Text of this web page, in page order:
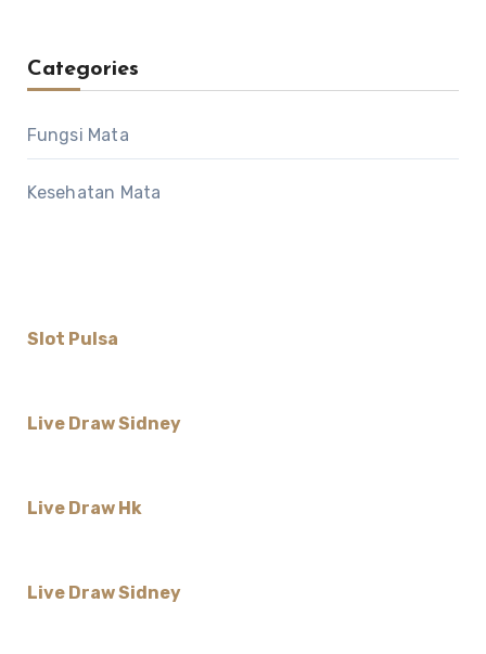
Categories
Fungsi Mata
Kesehatan Mata
Slot Pulsa
Live Draw Sidney
Live Draw Hk
Live Draw Sidney